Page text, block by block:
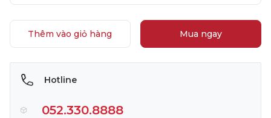
Thêm vào giỏ hàng Mua ngay
Hotline
052.330.8888